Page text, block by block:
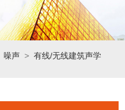
噪声 >有线/无线建筑声学